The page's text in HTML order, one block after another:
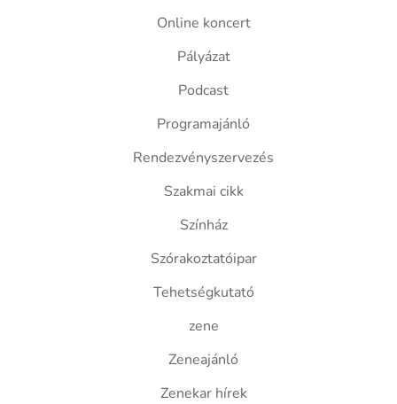
Online koncert
Pályázat
Podcast
Programajánló
Rendezvényszervezés
Szakmai cikk
Színház
Szórakoztatóipar
Tehetségkutató
zene
Zeneajánló
Zenekar hírek